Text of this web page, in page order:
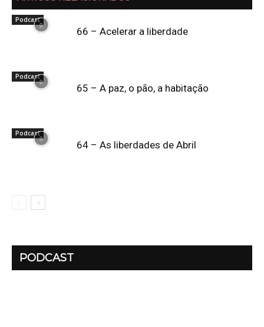
Podcast
66 – Acelerar a liberdade
Podcast
65 – A paz, o pão, a habitação
Podcast
64 – As liberdades de Abril
PODCAST